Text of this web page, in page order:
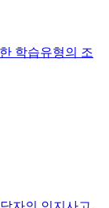
학습유형의 조